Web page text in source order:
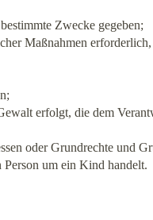
Zwecke gegeben;
Maßnahmen
erfolgt, die dem
oder Grundrechte und
Person um ein Kind handelt.